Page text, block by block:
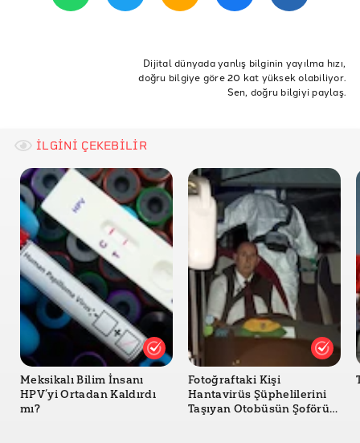
dangerous
(COVID-19 VACCINE, mRNA)
AFP: Covid-19 vaccines do not contain DNA-altering
Teyit: Covid-19 aşısı olanların MR’a alınmadığı iddiası
pfizer biontech
Covid aşısı
Aşılılar MR çektiremiyor
Dijital dünyada yanlış bilginin yayılma hızı,
doğru bilgiye göre 20 kat yüksek olabiliyor.
Sen, doğru bilgiyi paylaş.
İLGİNİ ÇEKEBİLİR
Meksikalı Bilim İnsanı
HPV’yi Ortadan Kaldırdı
mı?
Fotoğraftaki Kişi
Hantavirüs Şüphelilerini
Taşıyan Otobüsün Şoförü